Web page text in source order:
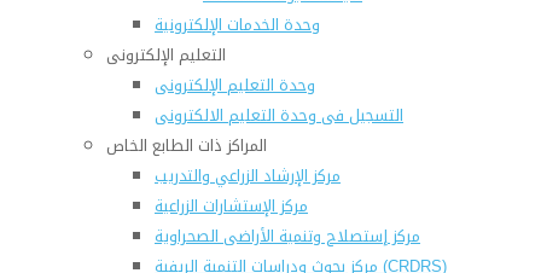
وحدة الخدمات الإلكترونية
التعليم الإلكترونى
وحدة التعليم الإلكترونى
التسجيل فى وحدة التعليم الالكترونى
المراكز ذات الطابع الخاص
مركز الإرشاد الزراعي والتدريب
مركز الإستشارات الزراعية
مركز إستصلاح وتنمية الأراضى الصحراوية
مركز بحوث ودراسات التنمية الريفية (CRDRS)